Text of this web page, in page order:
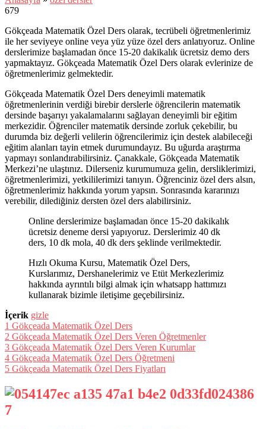
679
Gökçeada Matematik Özel Ders olarak, tecrübeli öğretmenlerimiz
ile her seviyeye online veya yüz yüze özel ders anlatıyoruz. Online
derslerimize başlamadan önce 15-20 dakikalık ücretsiz demo ders
yapmaktayız. Gökçeada Matematik Özel Ders olarak evlerinize de
öğretmenlerimiz gelmektedir.
Gökçeada Matematik Özel Ders deneyimli matematik
öğretmenlerinin verdiği birebir derslerle öğrencilerin matematik
dersinde başarıyı yakalamalarını sağlayan deneyimli bir eğitim
merkezidir. Öğrenciler matematik dersinde zorluk çekebilir, bu
durumda biz değerli velilerin öğrencilerimiz için destek alabileceği
eğitim alanları tayin etmek durumundayız. Bu uğurda araştırma
yapmayı sonlandırabilirsiniz. Çanakkale, Gökçeada Matematik
Merkezi’ne ulaştınız. Dilerseniz kurumumuza gelin, dersliklerimizi,
öğretmenlerimizi, yetkililerimizi tanıyın. Öğrenciniz özel ders alsın,
öğretmenlerimiz hakkında yorum yapsın. Sonrasında kararınızı
verebilir, dilediğiniz dersten özel ders alabilirsiniz.
Online derslerimize başlamadan önce 15-20 dakikalık
ücretsiz deneme dersi yapıyoruz. Derslerimiz 40 dk
ders, 10 dk mola, 40 dk ders şeklinde verilmektedir.
Hızlı Okuma Kursu, Matematik Özel Ders,
Kurslarımız, Dershanelerimiz ve Etüt Merkezlerimiz
hakkında ayrıntılı bilgi almak için whatsapp hattımızı
kullanarak bizimle iletişime geçebilirsiniz.
İçerik gizle
1 Gökçeada Matematik Özel Ders
2 Gökçeada Matematik Özel Ders Veren Öğretmenler
3 Gökçeada Matematik Özel Ders Veren Kurumlar
4 Gökçeada Matematik Özel Ders Öğretmeni
5 Gökçeada Matematik Özel Ders Fiyatları